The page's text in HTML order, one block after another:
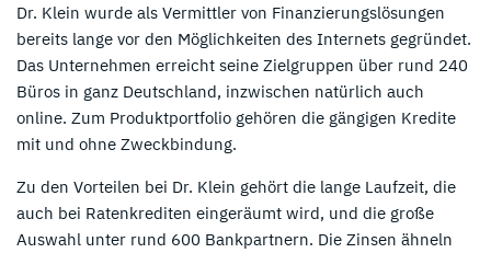
Dr. Klein wurde als Vermittler von Finanzierungslösungen
bereits lange vor den Möglichkeiten des Internets gegründet.
Das Unternehmen erreicht seine Zielgruppen über rund 240
Büros in ganz Deutschland, inzwischen natürlich auch
online. Zum Produktportfolio gehören die gängigen Kredite
mit und ohne Zweckbindung.
Zu den Vorteilen bei Dr. Klein gehört die lange Laufzeit, die
auch bei Ratenkrediten eingeräumt wird, und die große
Auswahl unter rund 600 Bankpartnern. Die Zinsen ähneln